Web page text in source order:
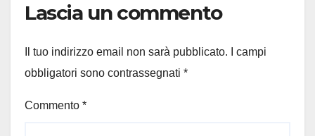
Lascia un commento
Il tuo indirizzo email non sarà pubblicato.
I campi
obbligatori sono contrassegnati *
Commento *